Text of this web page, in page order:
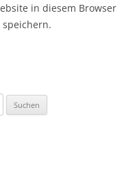
in diesem Browser